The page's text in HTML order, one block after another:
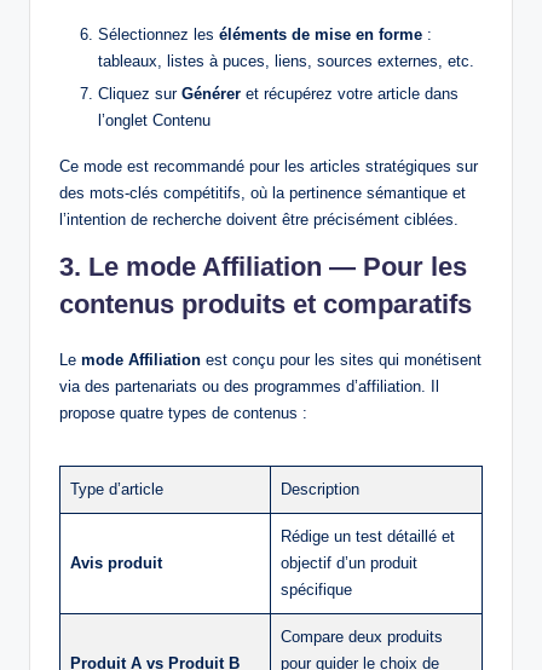
Sélectionnez les éléments de mise en forme :
tableaux, listes à puces, liens, sources externes, etc.
Cliquez sur Générer et récupérez votre article dans
l’onglet Contenu
Ce mode est recommandé pour les articles stratégiques sur
des mots-clés compétitifs, où la pertinence sémantique et
l’intention de recherche doivent être précisément ciblées.
3. Le mode Affiliation — Pour les
contenus produits et comparatifs
Le mode Affiliation est conçu pour les sites qui monétisent
via des partenariats ou des programmes d’affiliation. Il
propose quatre types de contenus :
Type d’article Description
Avis produit
Rédige un test détaillé et
objectif d’un produit
spécifique
Produit A vs Produit B
Compare deux produits
pour guider le choix de